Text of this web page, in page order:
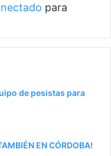
para
de pesistas para
EN CÓRDOBA!